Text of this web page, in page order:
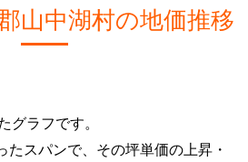
山中湖村の地価推移
グラフです。
スパンで、その坪単価の上昇・